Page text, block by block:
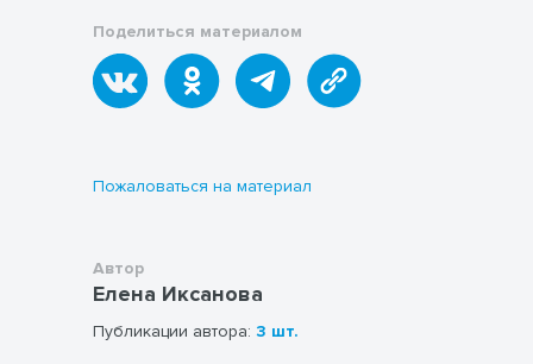
транспортного травматизма; организация
обучения детей мерам пожарной
безопасности; социализация
воспитанников.
Поделиться материалом
Пожаловаться на материал
Автор
Елена Иксанова
Публикации автора: 3 шт.